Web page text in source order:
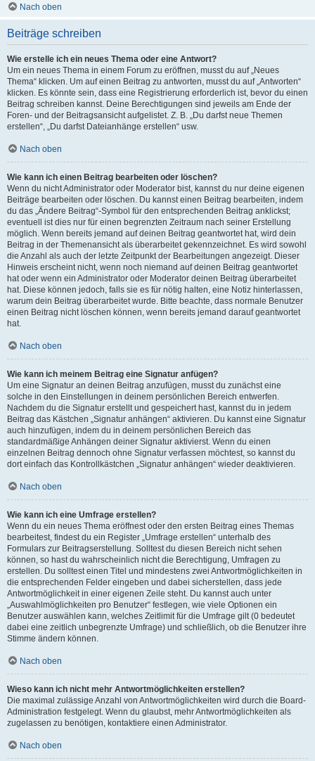
Nach oben
Beiträge schreiben
Wie erstelle ich ein neues Thema oder eine Antwort?
Um ein neues Thema in einem Forum zu eröffnen, musst du auf „Neues
Thema“ klicken. Um auf einen Beitrag zu antworten, musst du auf „Antworten“
klicken. Es könnte sein, dass eine Registrierung erforderlich ist, bevor du einen
Beitrag schreiben kannst. Deine Berechtigungen sind jeweils am Ende der
Foren- und der Beitragsansicht aufgelistet. Z. B. „Du darfst neue Themen
erstellen“, „Du darfst Dateianhänge erstellen“ usw.
Nach oben
Wie kann ich einen Beitrag bearbeiten oder löschen?
Wenn du nicht Administrator oder Moderator bist, kannst du nur deine eigenen
Beiträge bearbeiten oder löschen. Du kannst einen Beitrag bearbeiten, indem
du das „Ändere Beitrag“-Symbol für den entsprechenden Beitrag anklickst;
eventuell ist dies nur für einen begrenzten Zeitraum nach seiner Erstellung
möglich. Wenn bereits jemand auf deinen Beitrag geantwortet hat, wird dein
Beitrag in der Themenansicht als überarbeitet gekennzeichnet. Es wird sowohl
die Anzahl als auch der letzte Zeitpunkt der Bearbeitungen angezeigt. Dieser
Hinweis erscheint nicht, wenn noch niemand auf deinen Beitrag geantwortet
hat oder wenn ein Administrator oder Moderator deinen Beitrag überarbeitet
hat. Diese können jedoch, falls sie es für nötig halten, eine Notiz hinterlassen,
warum dein Beitrag überarbeitet wurde. Bitte beachte, dass normale Benutzer
einen Beitrag nicht löschen können, wenn bereits jemand darauf geantwortet
hat.
Nach oben
Wie kann ich meinem Beitrag eine Signatur anfügen?
Um eine Signatur an deinen Beitrag anzufügen, musst du zunächst eine
solche in den Einstellungen in deinem persönlichen Bereich entwerfen.
Nachdem du die Signatur erstellt und gespeichert hast, kannst du in jedem
Beitrag das Kästchen „Signatur anhängen“ aktivieren. Du kannst eine Signatur
auch hinzufügen, indem du in deinem persönlichen Bereich das
standardmäßige Anhängen deiner Signatur aktivierst. Wenn du einen
einzelnen Beitrag dennoch ohne Signatur verfassen möchtest, so kannst du
dort einfach das Kontrollkästchen „Signatur anhängen“ wieder deaktivieren.
Nach oben
Wie kann ich eine Umfrage erstellen?
Wenn du ein neues Thema eröffnest oder den ersten Beitrag eines Themas
bearbeitest, findest du ein Register „Umfrage erstellen“ unterhalb des
Formulars zur Beitragserstellung. Solltest du diesen Bereich nicht sehen
können, so hast du wahrscheinlich nicht die Berechtigung, Umfragen zu
erstellen. Du solltest einen Titel und mindestens zwei Antwortmöglichkeiten in
die entsprechenden Felder eingeben und dabei sicherstellen, dass jede
Antwortmöglichkeit in einer eigenen Zeile steht. Du kannst auch unter
„Auswahlmöglichkeiten pro Benutzer“ festlegen, wie viele Optionen ein
Benutzer auswählen kann, welches Zeitlimit für die Umfrage gilt (0 bedeutet
dabei eine zeitlich unbegrenzte Umfrage) und schließlich, ob die Benutzer ihre
Stimme ändern können.
Nach oben
Wieso kann ich nicht mehr Antwortmöglichkeiten erstellen?
Die maximal zulässige Anzahl von Antwortmöglichkeiten wird durch die Board-
Administration festgelegt. Wenn du glaubst, mehr Antwortmöglichkeiten als
zugelassen zu benötigen, kontaktiere einen Administrator.
Nach oben